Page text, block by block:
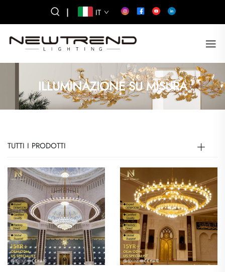
| IT
ILLUMINAZIONE SU MISURA
TUTTI I PRODOTTI